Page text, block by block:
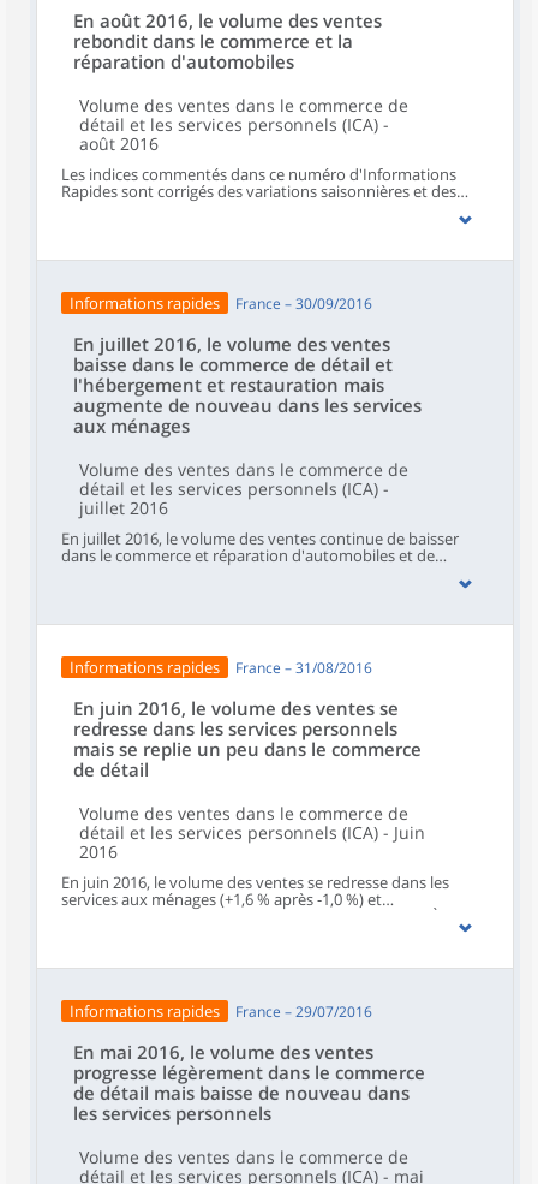
hébergement-restauration même s'il progresse nettement
depuis juin (+0,5 % en moyenne par mois). Il marque le pas
dans le commerce et réparation d'automobiles et de
motocycles (+0,1 %) après un fort rebond en août (+3,6 %). Il
diminue de nouveau dans les services aux ménages (−0,5 %
après −1,1 %).
En août 2016, le volume des ventes
rebondit dans le commerce et la
réparation d'automobiles
Volume des ventes dans le commerce de
détail et les services personnels (ICA) -
août 2016
Les indices commentés dans ce numéro d'Informations
Rapides sont corrigés des variations saisonnières et des
effets de calendrier (CVS-CJO). Hormis les indices issus de
l'enquête Emagsa, ils sont « en volume » (hors taxes) c'est-
Le commentaire présente les évolutions des sous-secteurs
secteur prend en compte son poids et l'ampleur de son
évolution.
Informations rapides France – 30/09/2016
En juillet 2016, le volume des ventes
baisse dans le commerce de détail et
l'hébergement et restauration mais
augmente de nouveau dans les services
aux ménages
Volume des ventes dans le commerce de
détail et les services personnels (ICA) -
juillet 2016
En juillet 2016, le volume des ventes continue de baisser
dans le commerce et réparation d'automobiles et de
motocycles (-2,6 % après -0,6 %) et le commerce de détail
hors automobiles et motocycles (-0,3 % après -0,2 %). Il se
% après +0,4 %). À l'inverse, le volume des ventes augmente
+1,6 %).
Informations rapides France – 31/08/2016
En juin 2016, le volume des ventes se
redresse dans les services personnels
mais se replie un peu dans le commerce
de détail
Volume des ventes dans le commerce de
détail et les services personnels (ICA) - Juin
2016
En juin 2016, le volume des ventes se redresse dans les
services aux ménages (+1,6 % après -1,0 %) et
l'hébergement et restauration (+0,3 % après -0,5 %). À
commerce et réparation d'automobiles et de motocycles
Informations rapides
France – 29/07/2016
En mai 2016, le volume des ventes
progresse légèrement dans le commerce
de détail mais baisse de nouveau dans
les services personnels
Volume des ventes dans le commerce de
détail et les services personnels (ICA) - mai